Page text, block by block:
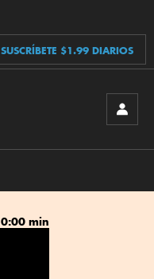
SUSCRÍBETE $1.99 DIARIOS
0:00 min